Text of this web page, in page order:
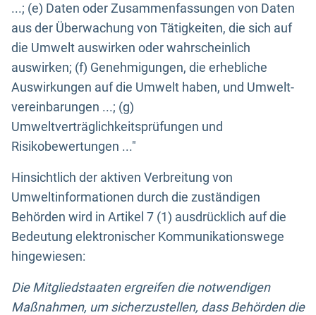
...; (e) Daten oder Zusammenfassungen von Daten
aus der Überwachung von Tätigkeiten, die sich auf
die Umwelt auswirken oder wahrscheinlich
auswirken; (f) Genehmigungen, die erhebliche
Auswirkungen auf die Umwelt haben, und Umwelt-
vereinbarungen ...; (g)
Umweltverträglichkeitsprüfungen und
Risikobewertungen ..."
Hinsichtlich der aktiven Verbreitung von
Umweltinformationen durch die zuständigen
Behörden wird in Artikel 7 (1) ausdrücklich auf die
Bedeutung elektronischer Kommunikationswege
hingewiesen:
Die Mitgliedstaaten ergreifen die notwendigen
Maßnahmen, um sicherzustellen, dass Behörden die